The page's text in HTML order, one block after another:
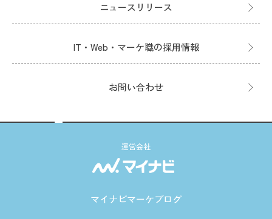
ニュースリリース
IT・Web・マーケ職の採用情報
お問い合わせ
運営会社
マイナビマーケブログ